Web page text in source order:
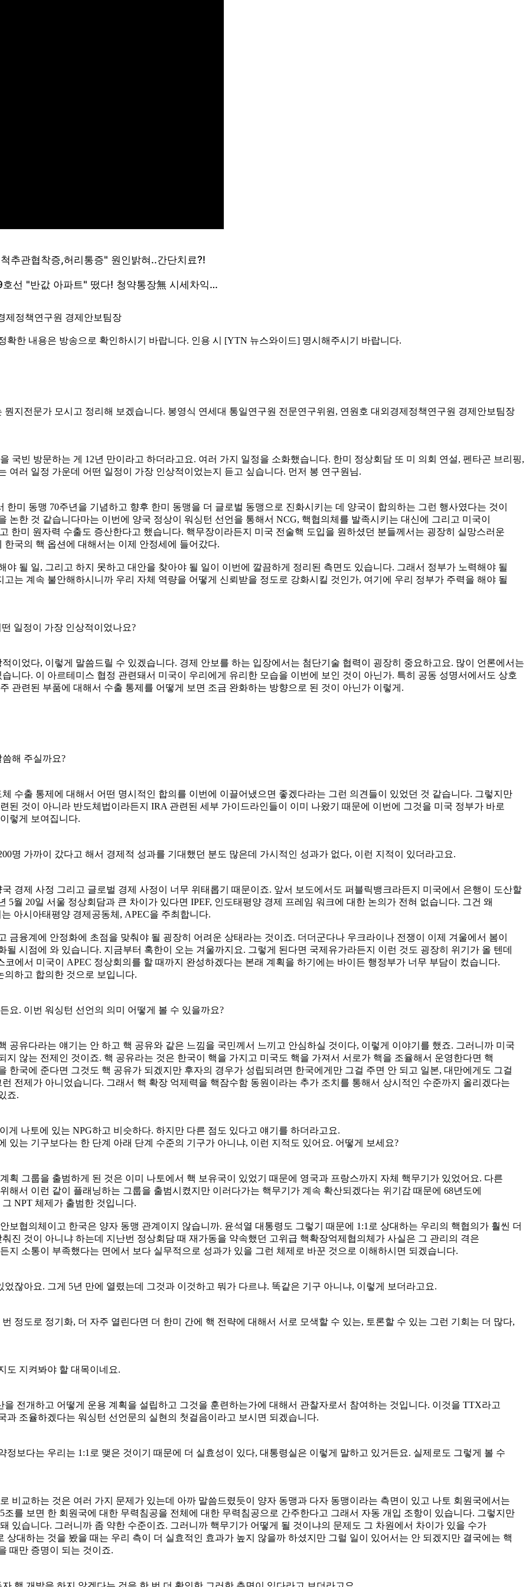
제정책연구원 경제안보팀장
한 내용은 방송으로 확인하시기 바랍니다. 인용 시 [YTN 뉴스와이드] 명시해주시기 바랍니다.
지전문가 모시고 정리해 보겠습니다. 봉영식 연세대 통일연구원 전문연구위원, 연원호 대외경제정책연구원 경제안보팀장
국빈 방문하는 게 12년 만이라고 하더라고요. 여러 가지 일정을 소화했습니다. 한미 정상회담 또 미 의회 연설, 펜타곤 브리핑,
여러 일정 가운데 어떤 일정이 가장 인상적이었는지 듣고 싶습니다. 먼저 봉 연구원님.
미 동맹 70주년을 기념하고 향후 한미 동맹을 더 글로벌 동맹으로 진화시키는 데 양국이 합의하는 그런 행사였다는 것이
논한 것 같습니다마는 이번에 양국 정상이 워싱턴 선언을 통해서 NCG, 핵협의체를 발족시키는 대신에 그리고 미국이
한미 원자력 수출도 증산한다고 했습니다. 핵무장이라든지 미국 전술핵 도입을 원하셨던 분들께서는 굉장히 실망스러운
국의 핵 옵션에 대해서는 이제 안정세에 들어갔다.
될 일, 그리고 하지 못하고 대안을 찾아야 될 일이 이번에 깔끔하게 정리된 측면도 있습니다. 그래서 정부가 노력해야 될
는 계속 불안해하시니까 우리 자체 역량을 어떻게 신뢰받을 정도로 강화시킬 것인가, 여기에 우리 정부가 주력을 해야 될
일정이 가장 인상적이었나요?
이었다, 이렇게 말씀드릴 수 있겠습니다. 경제 안보를 하는 입장에서는 첨단기술 협력이 굉장히 중요하고요. 많이 언론에서는
니다. 이 아르테미스 협정 관련돼서 미국이 우리에게 유리한 모습을 이번에 보인 것이 아닌가. 특히 공동 성명서에서도 상호
관련된 부품에 대해서 수출 통제를 어떻게 보면 조금 완화하는 방향으로 된 것이 아닌가 이렇게.
해 주실까요?
수출 통제에 대해서 어떤 명시적인 합의를 이번에 이끌어냈으면 좋겠다라는 그런 의견들이 있었던 것 같습니다. 그렇지만
된 것이 아니라 반도체법이라든지 IRA 관련된 세부 가이드라인들이 이미 나왔기 때문에 이번에 그것을 미국 정부가 바로
렇게 보여집니다.
명 가까이 갔다고 해서 경제적 성과를 기대했던 분도 많은데 가시적인 성과가 없다, 이런 지적이 있더라고요.
경제 사정 그리고 글로벌 경제 사정이 너무 위태롭기 때문이죠. 앞서 보도에서도 퍼블릭뱅크라든지 미국에서 은행이 도산할
5월 20일 서울 정상회담과 큰 차이가 있다면 IPEF, 인도태평양 경제 프레임 워크에 대한 논의가 전혀 없습니다. 그건 왜
아시아태평양 경제공동체, APEC을 주최합니다.
금융계에 안정화에 초점을 맞춰야 될 굉장히 어려운 상태라는 것이죠. 더더군다나 우크라이나 전쟁이 이제 겨울에서 봄이
시점에 와 있습니다. 지금부터 혹한이 오는 겨울까지요. 그렇게 된다면 국제유가라든지 이런 것도 굉장히 위기가 올 텐데
에서 미국이 APEC 정상회의를 할 때까지 완성하겠다는 본래 계획을 하기에는 바이든 행정부가 너무 부담이 컸습니다.
하고 합의한 것으로 보입니다.
요. 이번 워싱턴 선언의 의미 어떻게 볼 수 있을까요?
공유다라는 얘기는 안 하고 핵 공유와 같은 느낌을 국민께서 느끼고 안심하실 것이다, 이렇게 이야기를 했죠. 그러니까 미국
않는 전제인 것이죠. 핵 공유라는 것은 한국이 핵을 가지고 미국도 핵을 가져서 서로가 핵을 조율해서 운영한다면 핵
한국에 준다면 그것도 핵 공유가 되겠지만 후자의 경우가 성립되려면 한국에게만 그걸 주면 안 되고 일본, 대만에게도 그걸
전제가 아니었습니다. 그래서 핵 확장 억제력을 핵잠수함 동원이라는 추가 조치를 통해서 상시적인 수준까지 올리겠다는
죠.
게 나토에 있는 NPG하고 비슷하다. 하지만 다른 점도 있다고 얘기를 하더라고요.
있는 기구보다는 한 단계 아래 단계 수준의 기구가 아니냐, 이런 지적도 있어요. 어떻게 보세요?
획 그룹을 출범하게 된 것은 이미 나토에서 핵 보유국이 있었기 때문에 영국과 프랑스까지 자체 핵무기가 있었어요. 다른
해서 이런 같이 플래닝하는 그룹을 출범시켰지만 이러다가는 핵무기가 계속 확산되겠다는 위기감 때문에 68년도에
NPT 체제가 출범한 것입니다.
보협의체이고 한국은 양자 동맹 관계이지 않습니까. 윤석열 대통령도 그렇기 때문에 1:1로 상대하는 우리의 핵협의가 훨씬 더
진 것이 아니냐 하는데 지난번 정상회담 때 재가동을 약속했던 고위급 핵확장억제협의체가 사실은 그 관리의 격은
지 소통이 부족했다는 면에서 보다 실무적으로 성과가 있을 그런 체제로 바꾼 것으로 이해하시면 되겠습니다.
잖아요. 그게 5년 만에 열렸는데 그것과 이것하고 뭐가 다르냐. 똑같은 기구 아니냐, 이렇게 보더라고요.
정도로 정기화, 더 자주 열린다면 더 한미 간에 핵 전략에 대해서 서로 모색할 수 있는, 토론할 수 있는 그런 기회는 더 많다,
도 지켜봐야 할 대목이네요.
전개하고 어떻게 운용 계획을 설립하고 그것을 훈련하는가에 대해서 관찰자로서 참여하는 것입니다. 이것을 TTX라고
조율하겠다는 워싱턴 선언문의 실현의 첫걸음이라고 보시면 되겠습니다.
보다는 우리는 1:1로 맺은 것이기 때문에 더 실효성이 있다, 대통령실은 이렇게 말하고 있거든요. 실제로도 그렇게 볼 수
비교하는 것은 여러 가지 문제가 있는데 아까 말씀드렸듯이 양자 동맹과 다자 동맹이라는 측면이 있고 나토 회원국에서는
를 보면 한 회원국에 대한 무력침공을 전체에 대한 무력침공으로 간주한다고 그래서 자동 개입 조항이 있습니다. 그렇지만
있습니다. 그러니까 좀 약한 수준이죠. 그러니까 핵무기가 어떻게 될 것이냐의 문제도 그 차원에서 차이가 있을 수가
대하는 것을 봤을 때는 우리 측이 더 실효적인 효과가 높지 않을까 하셨지만 그럴 일이 있어서는 안 되겠지만 결국에는 핵
때만 증명이 되는 것이죠.